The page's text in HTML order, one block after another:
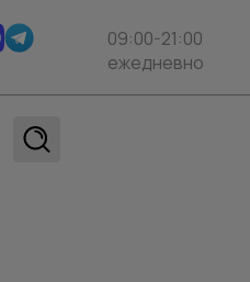
09:00-21:00
ежедневно